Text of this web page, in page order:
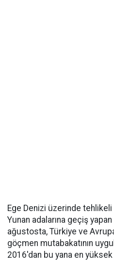
Ege Denizi üzerinde
Yunan adalarına geçiş yapan
ağustosta, Türkiye ve
göçmen mutabakatının
2016'dan bu yana en